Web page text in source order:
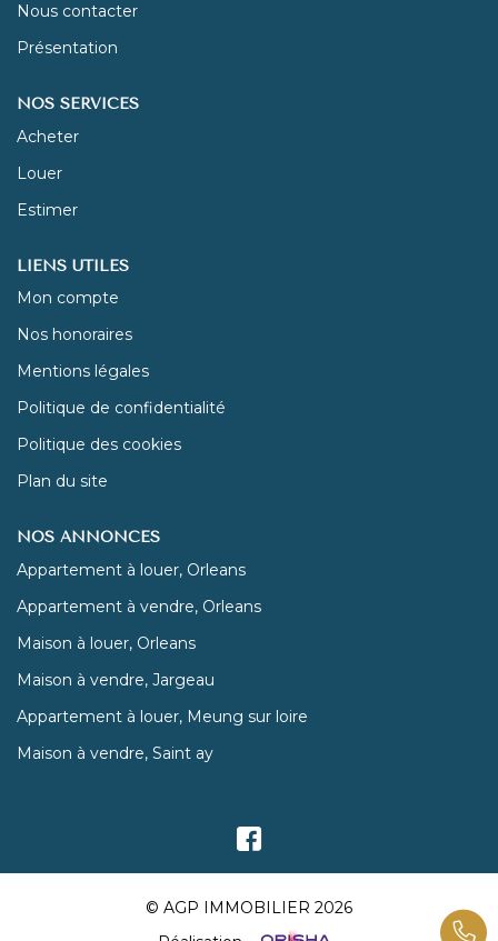
Nous contacter
Présentation
NOS SERVICES
Acheter
Louer
Estimer
LIENS UTILES
Mon compte
Nos honoraires
Mentions légales
Politique de confidentialité
Politique des cookies
Plan du site
NOS ANNONCES
Appartement à louer, Orleans
Appartement à vendre, Orleans
Maison à louer, Orleans
Maison à vendre, Jargeau
Appartement à louer, Meung sur loire
Maison à vendre, Saint ay
© AGP IMMOBILIER 2026